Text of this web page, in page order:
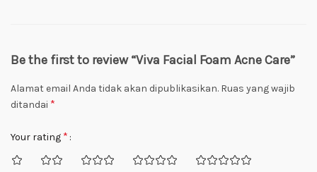
Be the first to review “Viva Facial Foam Acne Care”
Alamat email Anda tidak akan dipublikasikan. Ruas yang wajib
ditandai *
Your rating *